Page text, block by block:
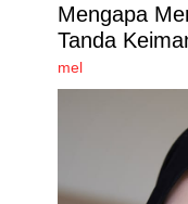
Mengapa
Tanda
mel